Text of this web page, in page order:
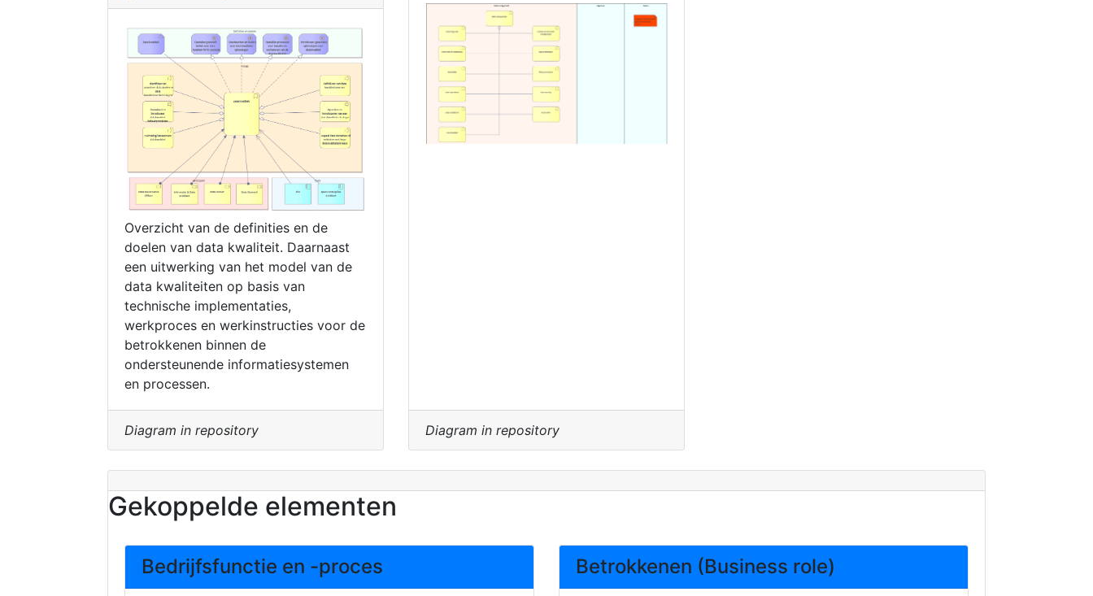
Overzicht van de definities en de
doelen van data kwaliteit. Daarnaast
een uitwerking van het model van de
data kwaliteiten op basis van
technische implementaties,
werkproces en werkinstructies voor de
betrokkenen binnen de
ondersteunende informatiesystemen
en processen.
Diagram in repository Diagram in repository
Gekoppelde elementen
Bedrijfsfunctie en -proces Betrokkenen (Business role)